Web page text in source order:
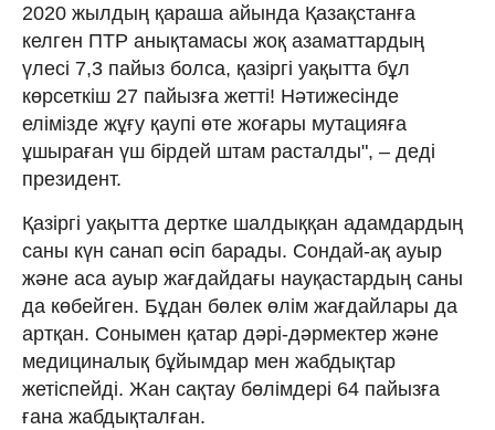
2020 жылдың қараша айында Қазақстанға
келген ПТР анықтамасы жоқ азаматтардың
үлесі 7,3 пайыз болса, қазіргі уақытта бұл
көрсеткіш 27 пайызға жетті! Нәтижесінде
елімізде жұғу қаупі өте жоғары мутацияға
ұшыраған үш бірдей штам расталды", – деді
президент.
Қазіргі уақытта дертке шалдыққан адамдардың
саны күн санап өсіп барады. Сондай-ақ ауыр
және аса ауыр жағдайдағы науқастардың саны
да көбейген. Бұдан бөлек өлім жағдайлары да
артқан. Сонымен қатар дәрі-дәрмектер және
медициналық бұйымдар мен жабдықтар
жетіспейді. Жан сақтау бөлімдері 64 пайызға
ғана жабдықталған.